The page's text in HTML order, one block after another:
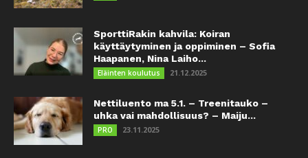
SporttiRakin kahvila: Koiran
käyttäytyminen ja oppiminen – Sofia
Haapanen, Nina Laiho...
Eläinten koulutus 21.12.2025
Nettiluento ma 5.1. – Treenitauko –
uhka vai mahdollisuus? – Maiju...
PRO 23.11.2025